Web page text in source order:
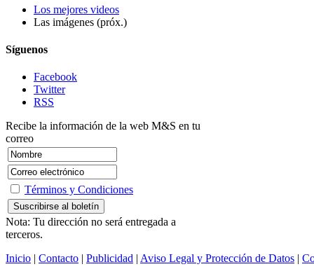
Los mejores videos
Las imágenes (próx.)
Síguenos
Facebook
Twitter
RSS
Recibe la información de la web M&S en tu
correo
Términos y Condiciones
Nota: Tu dirección no será entregada a
terceros.
Inicio | Contacto | Publicidad | Aviso Legal y Protección de Datos |